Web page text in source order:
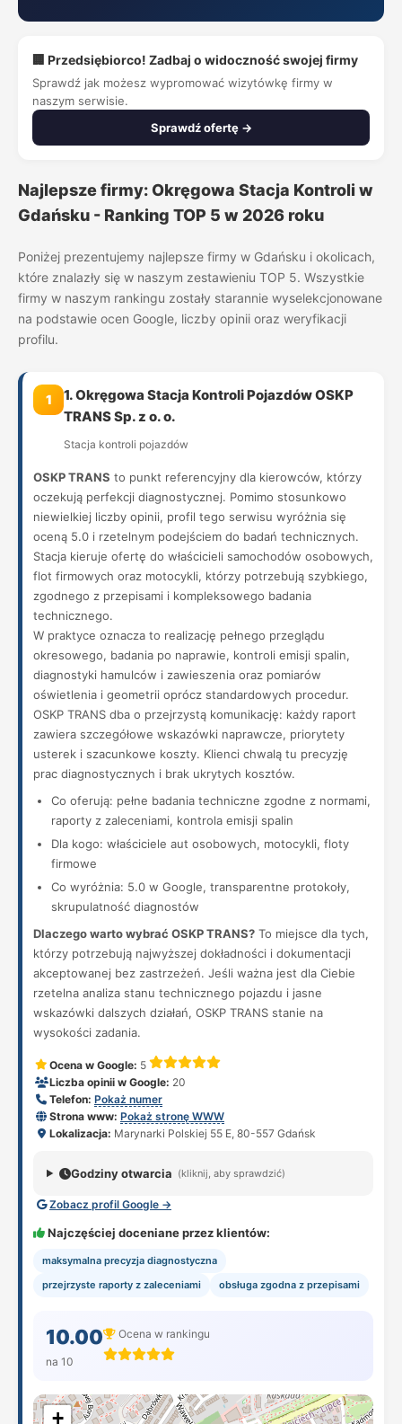
🏢 Przedsiębiorco! Zadbaj o widoczność swojej firmy
Sprawdź jak możesz wypromować wizytówkę firmy w
naszym serwisie.
Sprawdź ofertę →
Najlepsze firmy: Okręgowa Stacja Kontroli w
Gdańsku - Ranking TOP 5 w 2026 roku
Poniżej prezentujemy najlepsze firmy w Gdańsku i okolicach,
które znalazły się w naszym zestawieniu TOP 5. Wszystkie
firmy w naszym rankingu zostały starannie wyselekcjonowane
na podstawie ocen Google, liczby opinii oraz weryfikacji
profilu.
1
1. Okręgowa Stacja Kontroli Pojazdów OSKP
TRANS Sp. z o. o.
Stacja kontroli pojazdów
OSKP TRANS to punkt referencyjny dla kierowców, którzy
oczekują perfekcji diagnostycznej. Pomimo stosunkowo
niewielkiej liczby opinii, profil tego serwisu wyróżnia się
oceną 5.0 i rzetelnym podejściem do badań technicznych.
Stacja kieruje ofertę do właścicieli samochodów osobowych,
flot firmowych oraz motocykli, którzy potrzebują szybkiego,
zgodnego z przepisami i kompleksowego badania
technicznego.
W praktyce oznacza to realizację pełnego przeglądu
okresowego, badania po naprawie, kontroli emisji spalin,
diagnostyki hamulców i zawieszenia oraz pomiarów
oświetlenia i geometrii oprócz standardowych procedur.
OSKP TRANS dba o przejrzystą komunikację: każdy raport
zawiera szczegółowe wskazówki naprawcze, priorytety
usterek i szacunkowe koszty. Klienci chwalą tu precyzję
prac diagnostycznych i brak ukrytych kosztów.
Co oferują: pełne badania techniczne zgodne z normami,
raporty z zaleceniami, kontrola emisji spalin
Dla kogo: właściciele aut osobowych, motocykli, floty
firmowe
Co wyróżnia: 5.0 w Google, transparentne protokoły,
skrupulatność diagnostów
Dlaczego warto wybrać OSKP TRANS? To miejsce dla tych,
którzy potrzebują najwyższej dokładności i dokumentacji
akceptowanej bez zastrzeżeń. Jeśli ważna jest dla Ciebie
rzetelna analiza stanu technicznego pojazdu i jasne
wskazówki dalszych działań, OSKP TRANS stanie na
wysokości zadania.
Ocena w Google: 5
Liczba opinii w Google: 20
Telefon: Pokaż numer
Strona www: Pokaż stronę WWW
Lokalizacja: Marynarki Polskiej 55 E, 80-557 Gdańsk
Godziny otwarcia (kliknij, aby sprawdzić)
Zobacz profil Google →
Najczęściej doceniane przez klientów:
maksymalna precyzja diagnostyczna
przejrzyste raporty z zaleceniami
obsługa zgodna z przepisami
10.00
na 10
Ocena w rankingu
+